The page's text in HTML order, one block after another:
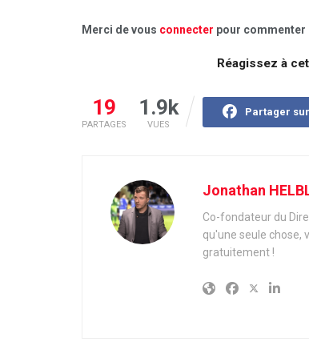
Merci de vous connecter pour commenter
Réagissez à
19
PARTAGES
1.9k
VUES
Partager
Jonathan
Co-fondateur du
qu'une seule chose,
gratuitement !